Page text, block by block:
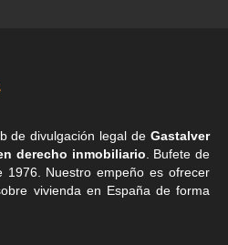
de divulgación legal de Gastalver
derecho inmobiliario . Bufete de
1976. Nuestro empeño es ofrecer
vivienda en España de forma